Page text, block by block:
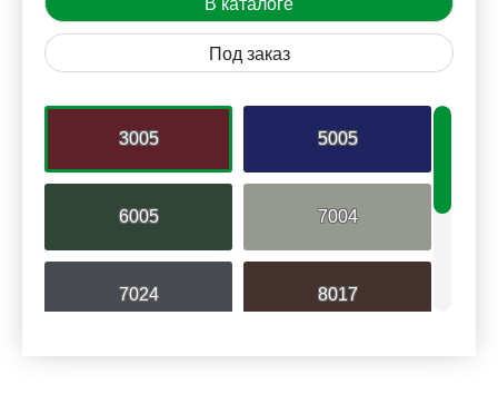
В каталоге
Под заказ
3005 5005
6005 7004
7024 8017